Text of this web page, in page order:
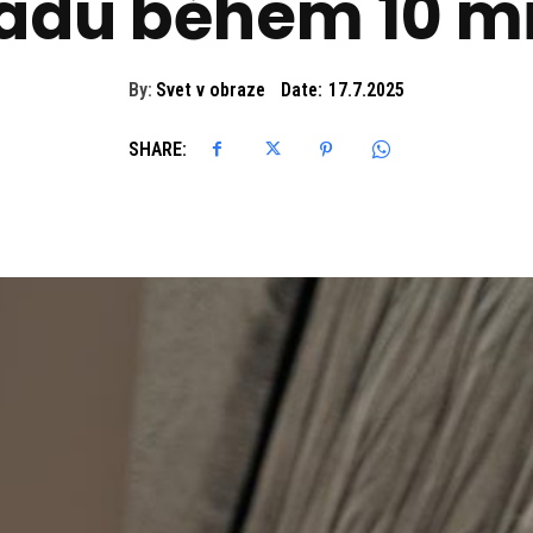
By: Svet v obraze Date: 17.7.2025
SHARE: